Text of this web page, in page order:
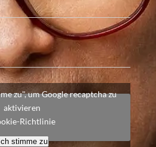
zu", um Google recaptcha zu
aktivieren
Richtlinie
Ich stimme zu